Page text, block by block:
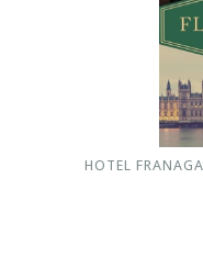
HOTEL